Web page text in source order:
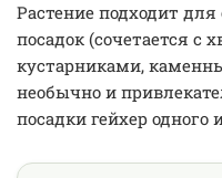
Растение подходит
посадок (сочетается
кустарниками,
необычно и
посадки гейхер одного